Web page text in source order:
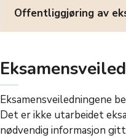
Offentliggjøring av
Eksamensveiledningene
Det er ikke utarbeidet
nødvendig informasjon